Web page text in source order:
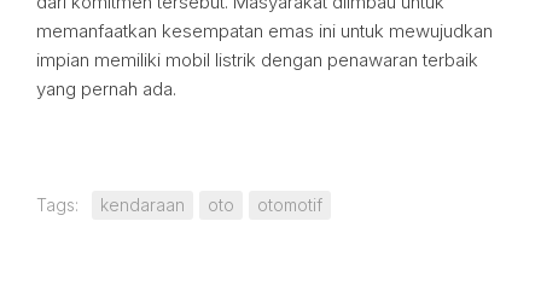
memanfaatkan kesempatan emas ini untuk mewujudkan
impian memiliki mobil listrik dengan penawaran terbaik
yang pernah ada.
Tags: kendaraan oto otomotif